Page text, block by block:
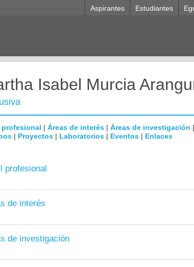
Aspirantes Estudiantes
Isabel Murcia
profesional | Áreas de interés | Áreas de investigación |
| Proyectos | Laboratorios | Eventos | Enlaces
profesional
de interés
de investigación